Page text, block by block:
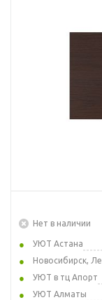
Нет в наличии
УЮТ Астана
Новосибирск,
УЮТ в тц Апорт
УЮТ Алматы